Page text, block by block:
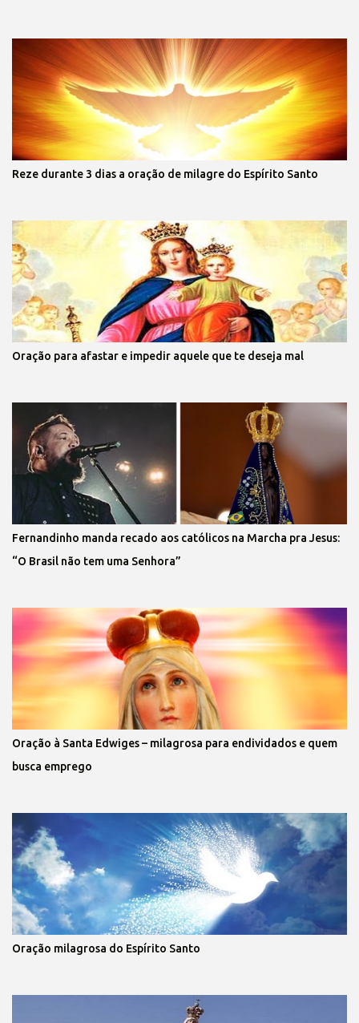
Reze durante 3 dias a oração de milagre do Espírito Santo
Oração para afastar e impedir aquele que te deseja mal
Fernandinho manda recado aos católicos na Marcha pra Jesus:
“O Brasil não tem uma Senhora”
Oração à Santa Edwiges – milagrosa para endividados e quem
busca emprego
Oração milagrosa do Espírito Santo